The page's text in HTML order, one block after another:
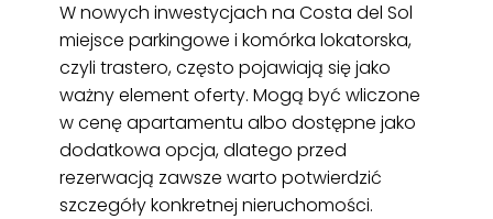
W nowych inwestycjach na Costa del Sol
miejsce parkingowe i komórka lokatorska,
czyli trastero, często pojawiają się jako
ważny element oferty. Mogą być wliczone
w cenę apartamentu albo dostępne jako
dodatkowa opcja, dlatego przed
rezerwacją zawsze warto potwierdzić
szczegóły konkretnej nieruchomości.